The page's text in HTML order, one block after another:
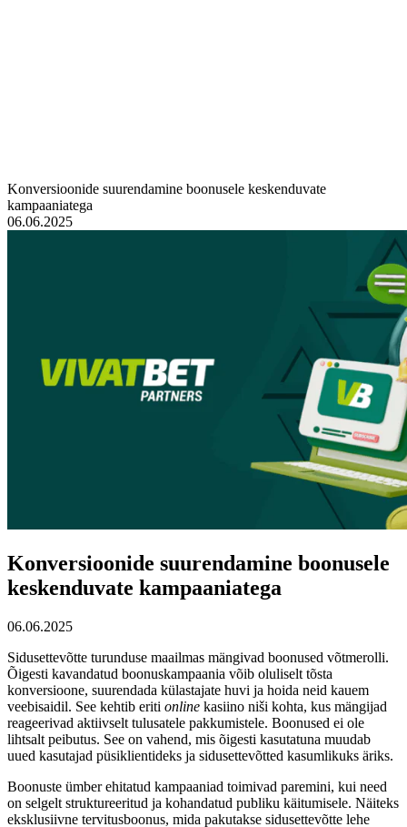
Konversioonide suurendamine boonusele keskenduvate
kampaaniatega
06.06.2025
Konversioonide suurendamine boonusele
keskenduvate kampaaniatega
06.06.2025
Sidusettevõtte turunduse maailmas mängivad boonused võtmerolli.
Õigesti kavandatud boonuskampaania võib oluliselt tõsta
konversioone, suurendada külastajate huvi ja hoida neid kauem
veebisaidil. See kehtib eriti online kasiino niši kohta, kus mängijad
reageerivad aktiivselt tulusatele pakkumistele. Boonused ei ole
lihtsalt peibutus. See on vahend, mis õigesti kasutatuna muudab
uued kasutajad püsiklientideks ja sidusettevõtted kasumlikuks äriks.
Boonuste ümber ehitatud kampaaniad toimivad paremini, kui need
on selgelt struktureeritud ja kohandatud publiku käitumisele. Näiteks
eksklusiivne tervitusboonus, mida pakutakse sidusettevõtte lehe